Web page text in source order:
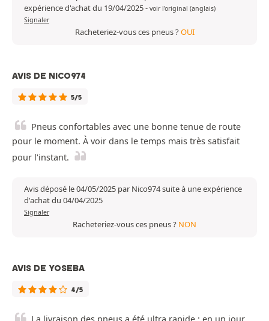
expérience d'achat du 19/04/2025- voir l'original (anglais)
Signaler
Racheteriez-vous ces pneus ?OUI
AVIS DE NICO974
5/5
Pneus confortables avec une bonne tenue de route
pour le moment. À voir dans le temps mais très satisfait
pour l'instant.
Avis déposé le 04/05/2025 par Nico974 suite à une expérience
d'achat du 04/04/2025
Signaler
Racheteriez-vous ces pneus ? NON
AVIS DE YOSEBA
4/5